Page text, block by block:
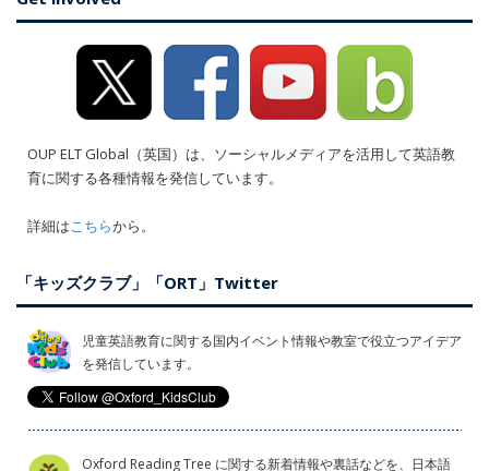
OUP ELT Global（英国）は、ソーシャルメディアを活用して英語教
育に関する各種情報を発信しています。
詳細はこちらから。
「キッズクラブ」「ORT」Twitter
児童英語教育に関する国内イベント情報や教室で役立つアイデア
を発信しています。
Oxford Reading Tree に関する新着情報や裏話などを、日本語